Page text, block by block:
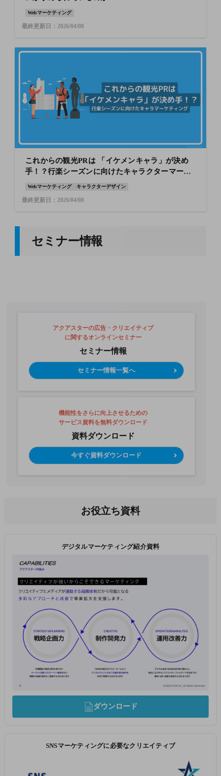
Webマーケティング
最終更新日：2026/04/08
これからの観光PRは 「イケメンキャラ」が決め
手！？行楽シーズンに向けたキャラクターマーケ
ティング
Webマーケティング キャラクターデザイン
最終更新日：2026/04/08
セミナー情報
アクアスターの広告・クリエイティブ
に関するオンラインセミナー
セミナー情報
セミナー情報一覧へ
機能性をさらに向上させるための
サービス資料を無料ダウンロード
資料ダウンロード
今すぐ資料ダウンロード
お役立ち資料
デジタルマーケティング紹介資料
ダウンロード
SNSマーケティングに必要なクリエイティブ